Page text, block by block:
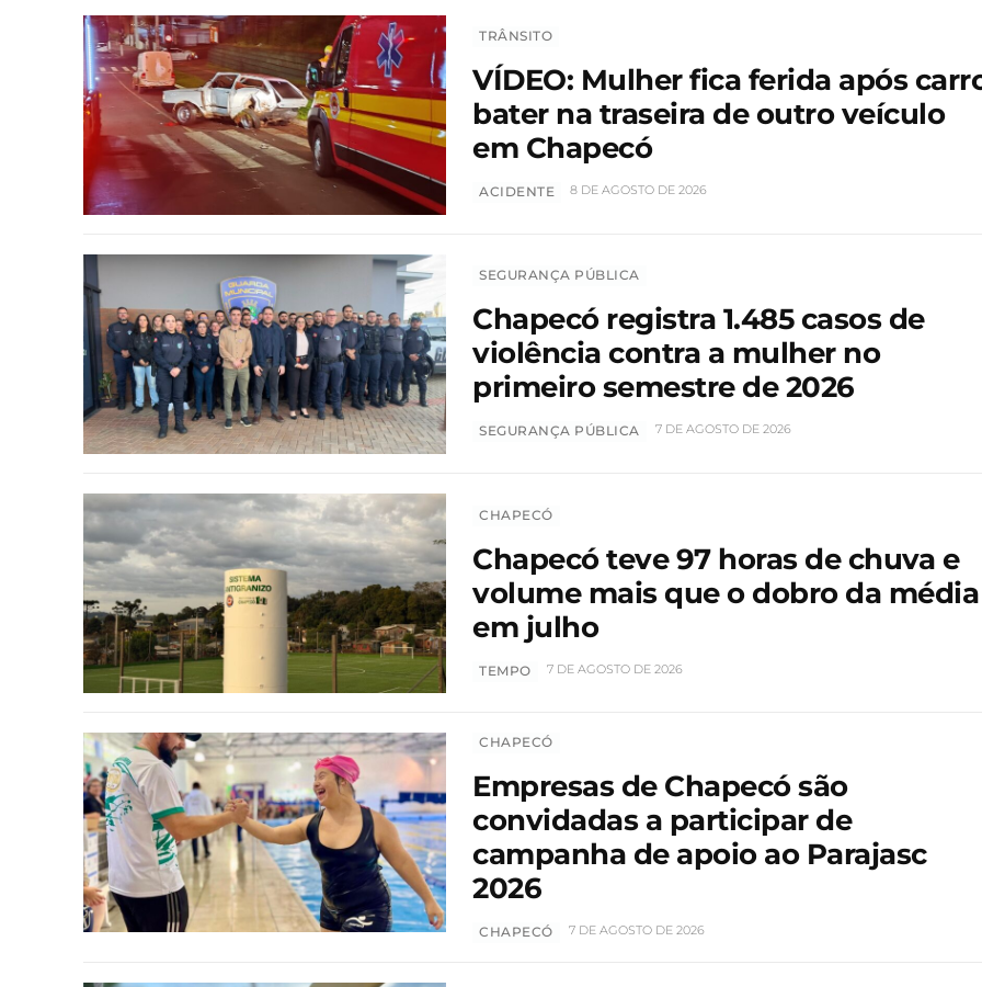
TRÂNSITO
VÍDEO: Mulher fica ferida após
bater na traseira de outro veículo
em Chapecó
ACIDENTE 8 DE AGOSTO DE 2026
SEGURANÇA PÚBLICA
Chapecó registra 1.485 casos de
violência contra a mulher no
primeiro semestre de 2026
SEGURANÇA PÚBLICA 7 DE AGOSTO DE 2026
CHAPECÓ
Chapecó teve 97 horas de chuva e
volume mais que o dobro da média
em julho
TEMPO 7 DE AGOSTO DE 2026
CHAPECÓ
Empresas de Chapecó são
convidadas a participar de
campanha de apoio ao Parajasc
2026
CHAPECÓ 7 DE AGOSTO DE 2026